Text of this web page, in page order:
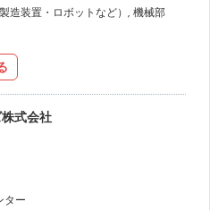
造装置・ロボットなど） , 機械部
式会社
ター